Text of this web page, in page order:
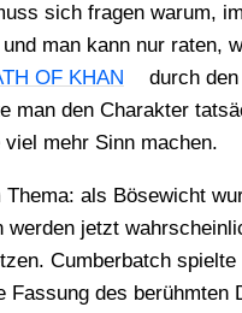
sich fra­gen war­um,
man kann nur raten,
OF KHAN
durch
man den Cha­rak­ter
mehr Sinn machen.
als Böse­wicht
wer­den jetzt
Cum­ber­batch
Fas­sung des berühm­ten